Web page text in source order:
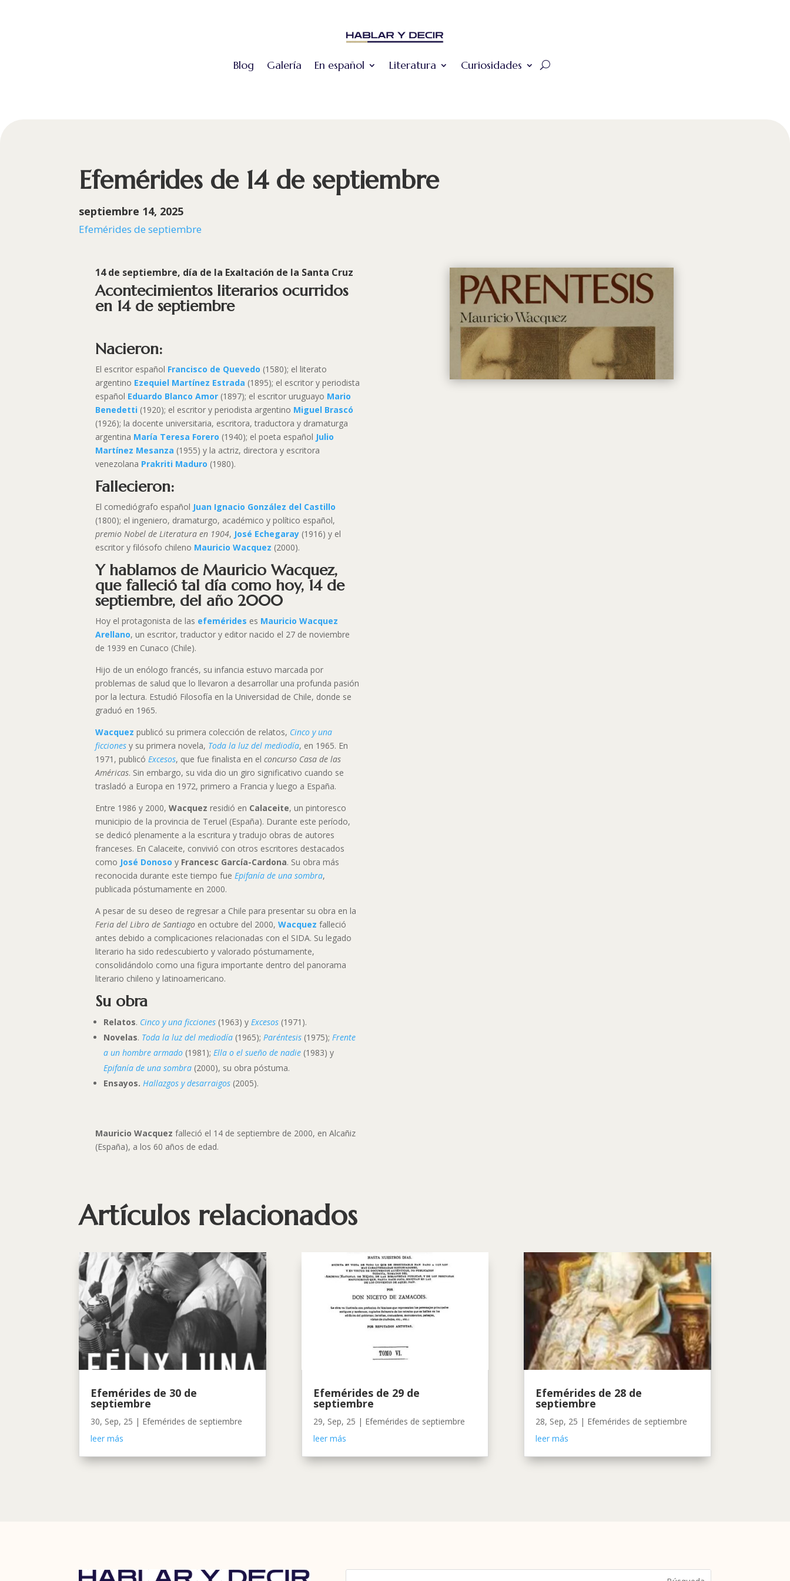
Blog Galería En español Literatura Curiosidades
Efemérides de 14 de septiembre
septiembre 14, 2025
Efemérides de septiembre
14 de septiembre, día de la Exaltación de la Santa Cruz
Acontecimientos literarios ocurridos
en 14 de septiembre
Nacieron:
El escritor español Francisco de Quevedo (1580); el literato
argentino Ezequiel Martínez Estrada (1895); el escritor y periodista
español Eduardo Blanco Amor (1897); el escritor uruguayo Mario
Benedetti (1920); el escritor y periodista argentino Miguel Brascó
(1926); la docente universitaria, escritora, traductora y dramaturga
argentina María Teresa Forero (1940); el poeta español Julio
Martínez Mesanza (1955) y la actriz, directora y escritora
venezolana Prakriti Maduro (1980).
Fallecieron:
El comediógrafo español Juan Ignacio González del Castillo
(1800); el ingeniero, dramaturgo, académico y político español,
premio Nobel de Literatura en 1904, José Echegaray (1916) y el
escritor y filósofo chileno Mauricio Wacquez (2000).
Y hablamos de Mauricio Wacquez,
que falleció tal día como hoy, 14 de
septiembre, del año 2000
Hoy el protagonista de las efemérides es Mauricio Wacquez
Arellano, un escritor, traductor y editor nacido el 27 de noviembre
de 1939 en Cunaco (Chile).
Hijo de un enólogo francés, su infancia estuvo marcada por
problemas de salud que lo llevaron a desarrollar una profunda pasión
por la lectura. Estudió Filosofía en la Universidad de Chile, donde se
graduó en 1965.
Wacquez publicó su primera colección de relatos, Cinco y una
ficciones y su primera novela, Toda la luz del mediodía, en 1965. En
1971, publicóExcesos, que fue finalista en elconcurso Casa de las
Américas. Sin embargo, su vida dio un giro significativo cuando se
trasladó a Europa en 1972, primero a Francia y luego a España.
Entre 1986 y 2000,Wacquezresidió en Calaceite, un pintoresco
municipio de la provincia de Teruel (España). Durante este período,
se dedicó plenamente a la escritura y tradujo obras de autores
franceses. En Calaceite, convivió con otros escritores destacados
como José Donoso y Francesc García-Cardona. Su obra más
reconocida durante este tiempo fueEpifanía de una sombra,
publicada póstumamente en 2000.
A pesar de su deseo de regresar a Chile para presentar su obra en la
Feria del Libro de Santiago en octubre del 2000,Wacquez falleció
antes debido a complicaciones relacionadas con el SIDA. Su legado
literario ha sido redescubierto y valorado póstumamente,
consolidándolo como una figura importante dentro del panorama
literario chileno y latinoamericano.
Su obra
Relatos. Cinco y una ficciones (1963) yExcesos (1971).
Novelas. Toda la luz del mediodía (1965);Paréntesis (1975);Frente
a un hombre armado (1981);Ella o el sueño de nadie (1983) y
Epifanía de una sombra (2000), su obra póstuma.
Ensayos. Hallazgos y desarraigos (2005).
Mauricio Wacquez falleció el 14 de septiembre de 2000, en Alcañiz
(España), a los 60 años de edad.
Artículos relacionados
Efemérides de 30 de
septiembre
30, Sep, 25 | Efemérides de septiembre
leer más
Efemérides de 29 de
septiembre
29, Sep, 25 | Efemérides de septiembre
leer más
Efemérides de 28 de
septiembre
28, Sep, 25 | Efemérides de septiembre
leer más